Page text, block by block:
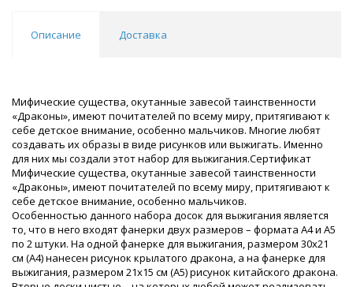
Описание Доставка
Мифические существа, окутанные завесой таинственности
«Драконы», имеют почитателей по всему миру, притягивают к
себе детское внимание, особенно мальчиков. Многие любят
создавать их образы в виде рисунков или выжигать. Именно
для них мы создали этот набор для выжигания.Сертификат
Мифические существа, окутанные завесой таинственности
«Драконы», имеют почитателей по всему миру, притягивают к
себе детское внимание, особенно мальчиков.
Особенностью данного набора досок для выжигания является
то, что в него входят фанерки двух размеров – формата А4 и А5
по 2 штуки. На одной фанерке для выжигания, размером 30х21
см (А4) нанесен рисунок крылатого дракона, а на фанерке для
выжигания, размером 21х15 см (А5) рисунок китайского дракона.